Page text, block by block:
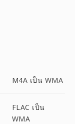
M4A เป็น WMA
FLAC เป็น
WMA